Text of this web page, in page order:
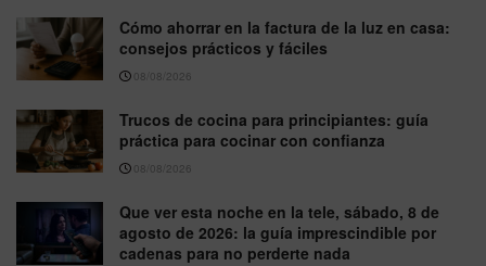
Cómo ahorrar en la factura de la luz en casa:
consejos prácticos y fáciles
08/08/2026
Trucos de cocina para principiantes: guía
práctica para cocinar con confianza
08/08/2026
Que ver esta noche en la tele, sábado, 8 de
agosto de 2026: la guía imprescindible por
cadenas para no perderte nada